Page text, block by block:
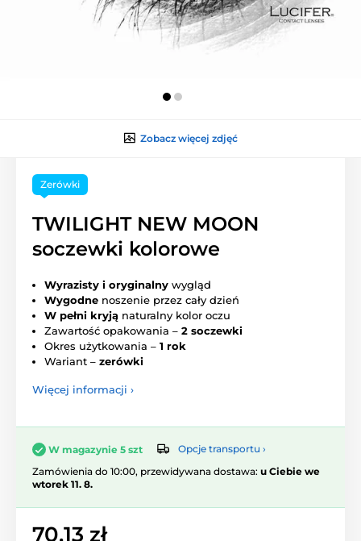
Zobacz więcej zdjęć
Zerówki
TWILIGHT NEW MOON
soczewki kolorowe
Wyrazisty i oryginalny wygląd
Wygodne noszenie przez cały dzień
W pełni kryją naturalny kolor oczu
Zawartość opakowania – 2 soczewki
Okres użytkowania – 1 rok
Wariant – zerówki
Więcej informacji ›
W magazynie 5 szt
Opcje transportu ›
Zamówienia do 10:00, przewidywana dostawa: u Ciebie we
wtorek 11. 8.
70.13 zł